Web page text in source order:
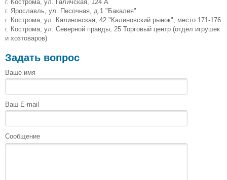
ЭЛЕКТРОТОВАРЫ
г. Кострома, ул. Галичская, 124 А
г. Ярославль, ул. Песочная, д.1 "Бакалея"
г. Кострома, ул. Калиновская, 42 "Калиновский рынок", место 171-176
г. Кострома, ул. Северной правды, 25 Торговый центр (отдел игрушек
и хозтоваров)
Задать вопрос
Ваше имя
Ваш E-mail
Сообщение